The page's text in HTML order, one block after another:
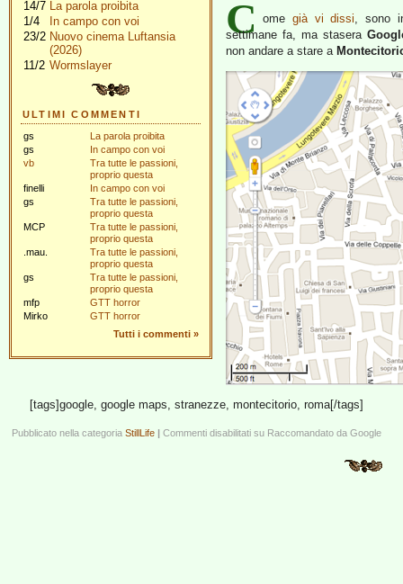
14/7 La parola proibita
1/4
In campo con voi
23/2 Nuovo cinema Luftansia
(2026)
11/2 Wormslayer
ULTIMI COMMENTI
gs
La parola proibita
gs
In campo con voi
vb
Tra tutte le passioni,
proprio questa
finelli
In campo con voi
gs
Tra tutte le passioni,
proprio questa
MCP
Tra tutte le passioni,
proprio questa
.mau.
Tra tutte le passioni,
proprio questa
gs
Tra tutte le passioni,
proprio questa
mfp
GTT horror
Mirko
GTT horror
Tutti i commenti »
C ome già vi dissi, sono
settimane fa, ma stasera
non andare a stare a
[tags]google, google maps, stranezze, montecitorio, roma[/tags]
Pubblicato nella categoria StillLife | Commenti disabilitati su Raccomandato da Google